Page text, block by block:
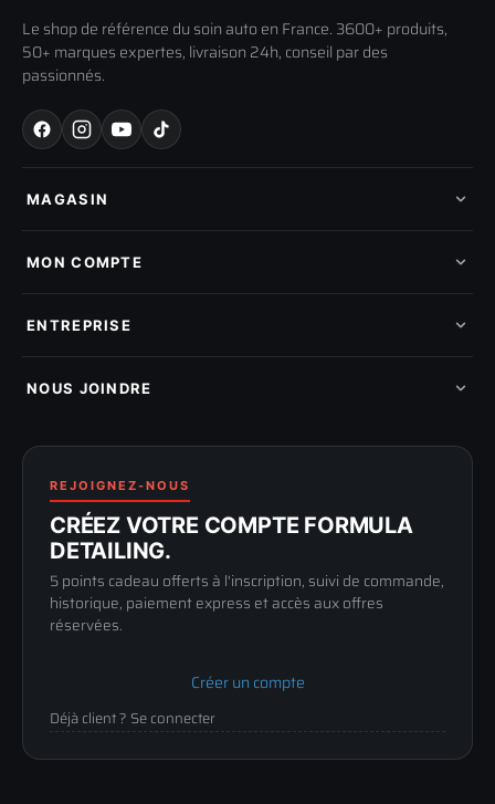
Le shop de référence du soin auto en France. 3600+ produits,
50+ marques expertes, livraison 24h, conseil par des
passionnés.
MAGASIN
Nos marques
Pads de polissage
Pièces détachées
MON COMPTE
Mes tickets SAV
Mon parrainage
Programme fidelite
ENTREPRISE
Compte pro
Politique de retour
Conditions générales
Mentions légales
Confidentialité
NOUS JOINDRE
89100 SENS
03 73 61 02 02
Lun-Ven
9h-12h / 14h-17h
REJOIGNEZ-NOUS
CRÉEZ VOTRE COMPTE FORMULA
DETAILING.
5 points cadeau offerts à l'inscription, suivi de commande,
historique, paiement express et accès aux offres
réservées.
Créer un compte
Déjà client ? Se connecter